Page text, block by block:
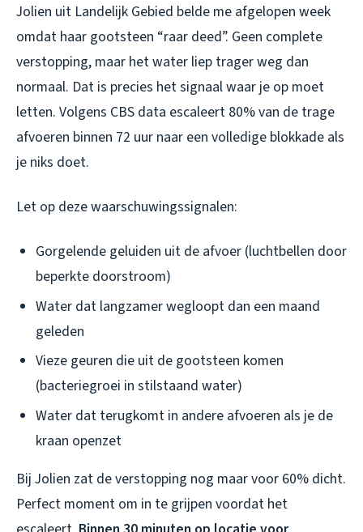
Jolien uit Landelijk Gebied belde me afgelopen week
omdat haar gootsteen “raar deed”. Geen complete
verstopping, maar het water liep trager weg dan
normaal. Dat is precies het signaal waar je op moet
letten. Volgens CBS data escaleert 80% van de trage
afvoeren binnen 72 uur naar een volledige blokkade als
je niks doet.
Let op deze waarschuwingssignalen:
Gorgelende geluiden uit de afvoer (luchtbellen door
beperkte doorstroom)
Water dat langzamer wegloopt dan een maand
geleden
Vieze geuren die uit de gootsteen komen
(bacteriegroei in stilstaand water)
Water dat terugkomt in andere afvoeren als je de
kraan openzet
Bij Jolien zat de verstopping nog maar voor 60% dicht.
Perfect moment om in te grijpen voordat het